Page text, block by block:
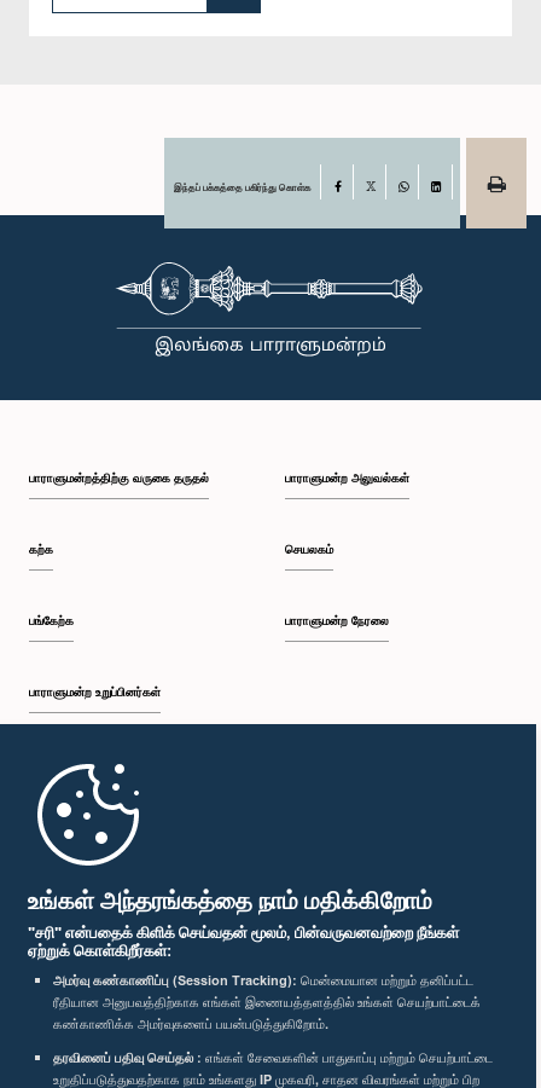
உங்கள் அந்தரங்கத்தை நாம் மதிக்கிறோம்
"சரி" என்பதைக் கிளிக் செய்வதன் மூலம், பின்வருவனவற்றை நீங்கள்
ஏற்றுக் கொள்கிறீர்கள்:
அமர்வு கண்காணிப்பு (Session Tracking): மென்மையான மற்றும் தனிப்பட்ட
ரீதியான அனுபவத்திற்காக எங்கள் இணையத்தளத்தில் உங்கள் செயற்பாட்டைக்
கண்காணிக்க அமர்வுகளைப் பயன்படுத்துகிறோம்.
தரவினைப் பதிவு செய்தல் : எங்கள் சேவைகளின் பாதுகாப்பு மற்றும் செயற்பாட்டை
உறுதிப்படுத்துவதற்காக நாம் உங்களது IP முகவரி, சாதன விவரங்கள் மற்றும் பிற
இந்தப் பக்கத்தை பகிர்ந்து கொள்க Facebook
பாராளுமன்றத்திற்கு வருகை தருதல்
கற்க
பங்கேற்க
பாராளுமன்ற உறுப்பினர்கள்
முதற்பக்கம்
பாராளுமன்ற அலுவல்கள்
செயலகம்
பாராளுமன்ற நேரலை
பாராளுமன்ற கையடக்க செயலி
எம்மை பின்தொடர்க :
விருதுகள்